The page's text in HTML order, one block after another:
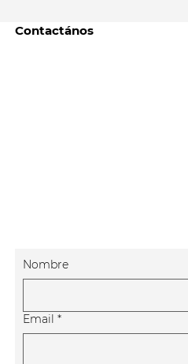
Contactános
Nombre
Email *